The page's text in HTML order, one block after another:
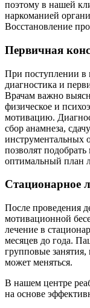
поэтому в нашей
наркоманией
Восстановление
Первичная
При поступлении в
диагностика и
Врачам важно
физическое и
мотивацию.
сбор анамнеза,
инструментальных
позволят
оптимальный план
Стационарное
После проведения
мотивационной
лечение в
месяцев до года.
групповые
может меняться.
В нашем центре
на основе